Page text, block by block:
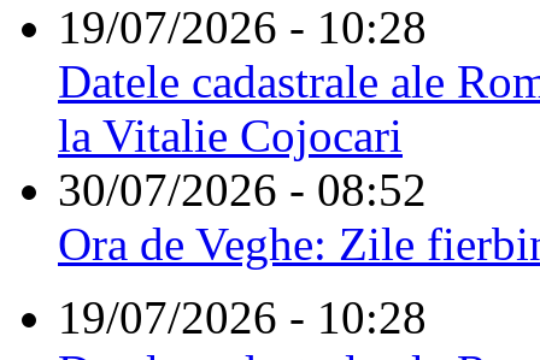
19/07/2026 - 10:28
Datele cadastrale ale
la Vitalie Cojocari
30/07/2026 - 08:52
Ora de Veghe: Zile
19/07/2026 - 10:28